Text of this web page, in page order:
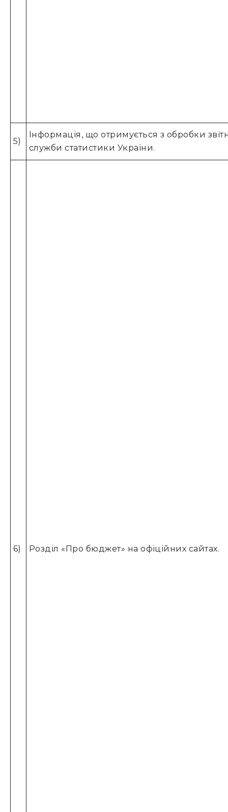
5)
Інформація, що отримується з обробки
служби статистики України.
6) Розділ «Про бюджет» на офіційних сайтах.